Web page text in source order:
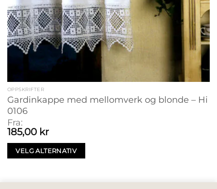
OPPSKRIFTER
Gardinkappe med mellomverk og blonde – Hi
0106
Fra:
185,00 kr
VELG ALTERNATIV